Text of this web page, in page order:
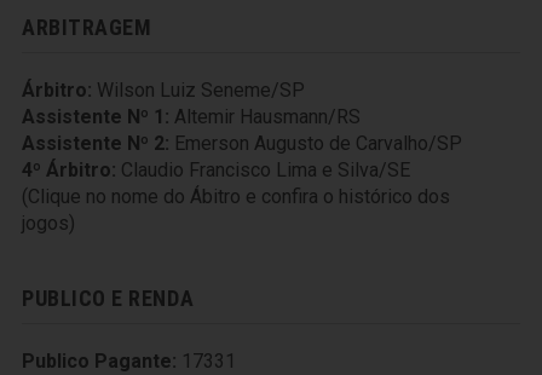
ARBITRAGEM
Árbitro: Wilson Luiz Seneme/SP
Assistente Nº 1: Altemir Hausmann/RS
Assistente Nº 2: Emerson Augusto de Carvalho/SP
4º Árbitro: Claudio Francisco Lima e Silva/SE
(Clique no nome do Ábitro e confira o histórico dos
jogos)
PUBLICO E RENDA
Publico Pagante: 17331